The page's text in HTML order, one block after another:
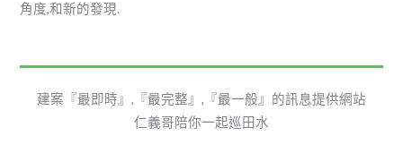
角度,和新的發現.
建案『最即時』,『最完整』,『最一般』的訊息提供網站
仁義哥陪你一起巡田水